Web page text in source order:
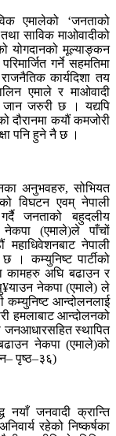
एमालेको ‘जनताको
साविक माओवादीको
योगदानको मूल्याङ्कन
गर्ने सहमतिमा
कार्यदिशा तय
एमाले र माओवादी
जान जरुरी छ । यद्यपि
दौरानमा कयौं कमजोरी
पनि हुने नै छ ।​
अनुभवहरु, सोभियत
विघटन एवम् नेपाली
जनताको बहुदलीय
(एमाले)ले पाँचों
महाधिवेशनबाट नेपाली
। कम्युनिष्ट पार्टीको
कामहरु अघि बढाउन र
नेकपा (एमाले) ले
कम्युनिष्ट आन्दोलनलाई
हमलाबाट आन्दोलनको
जनआधारसहित स्थापित
नेकपा (एमाले)को
पृष्ठ–३६)​
नयाँ जनवादी क्रान्ति
रहेको निष्कर्षका